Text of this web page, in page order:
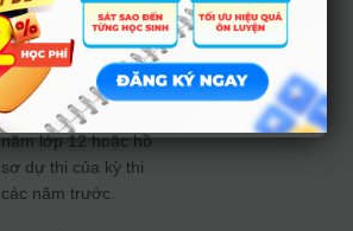
nhận bản sao học
bạ đã được cấp,
trên cơ sở đã được
đối chiếu với hồ sơ
tại trường đã học
năm lớp 12 hoặc hồ
sơ dự thi của kỳ thi
các năm trước.